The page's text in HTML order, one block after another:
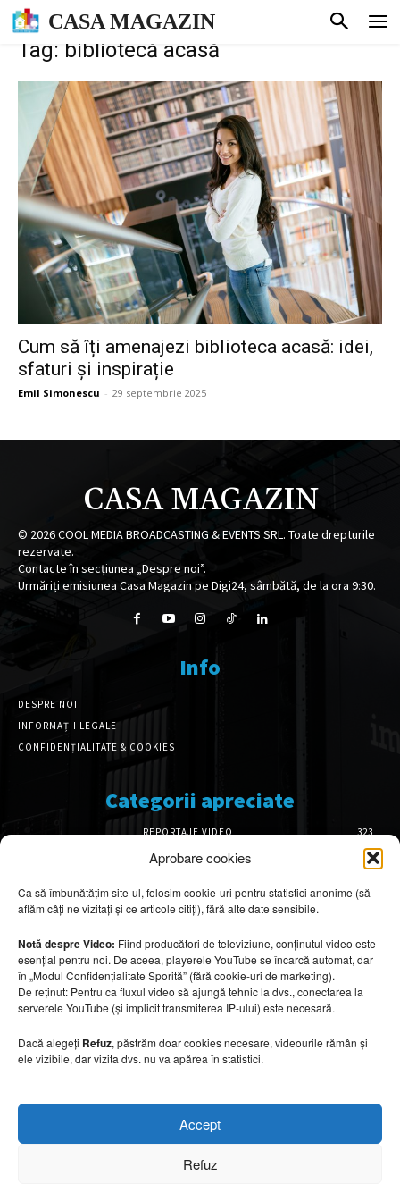
Aprobare cookies
Ca să îmbunătățim site-ul, folosim cookie-uri pentru statistici anonime (să
aflăm câți ne vizitați și ce articole citiți), fără alte date sensibile.
Notă despre Video: Fiind producători de televiziune, conținutul video este
esențial pentru noi. De aceea, playerele YouTube se încarcă automat, dar
în „Modul Confidențialitate Sporită” (fără cookie-uri de marketing).
De reținut: Pentru ca fluxul video să ajungă tehnic la dvs., conectarea la
serverele YouTube (și implicit transmiterea IP-ului) este necesară.
Dacă alegeți Refuz, păstrăm doar cookies necesare, videourile rămân și
ele vizibile, dar vizita dvs. nu va apărea în statistici.
Accept
Refuz
CASA MAGAZIN
Tag: bibliotecă acasă
Cum să îți amenajezi biblioteca acasă: idei,
sfaturi și inspirație
Emil Simonescu - 29 septembrie 2025
CASA MAGAZIN
© 2026COOL MEDIA BROADCASTING & EVENTS SRL. Toate drepturile
rezervate.
Contacte în secțiunea „Despre noi”.
Urmăriți emisiunea Casa Magazin pe Digi24, sâmbătă, de la ora 9:30.
Info
DESPRE NOI
INFORMAȚII LEGALE
CONFIDENȚIALITATE & COOKIES
Categorii apreciate
REPORTAJE VIDEO
323
AMENAJĂRI INTERIOARE
126
DESIGN INTERIOR
64
ARHITECTURĂ & DESIGN
OPINII & ANALIZE
43
Articole recomandate
Cele mai impresionante cabane moderne
7 august 2026
Ouse Valley Viaduct, construcția care
7 august 2026